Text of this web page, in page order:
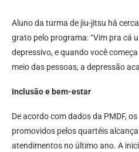
Aluno da turma de jiu-jitsu há
grato pelo programa: “Vim pra cá
depressivo, e quando você
meio das pessoas, a depressão
Inclusão e bem-estar
De acordo com dados da PMDF,
promovidos pelos quartéis
atendimentos no último ano. A